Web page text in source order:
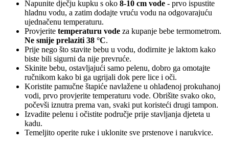
Napunite dječju kupku s oko 8-10 cm vode - prvo ispustite
hladnu vodu, a zatim dodajte vruću vodu na odgovarajuću
ujednačenu temperaturu.
Provjerite temperaturu vode za kupanje bebe termometrom.
Ne smije prelaziti 38 °C.
Prije nego što stavite bebu u vodu, dodirnite je laktom kako
biste bili sigurni da nije prevruće.
Skinite bebu, ostavljajući samo pelenu, dobro ga omotajte
ručnikom kako bi ga ugrijali dok pere lice i oči.
Koristite pamučne štapiće navlažene u ohlađenoj prokuhanoj
vodi, prvo provjerite temperaturu vode. Obrišite svako oko,
počevši iznutra prema van, svaki put koristeći drugi tampon.
Izvadite pelenu i očistite područje prije stavljanja djeteta u
kadu.
Temeljito operite ruke i uklonite sve prstenove i narukvice.